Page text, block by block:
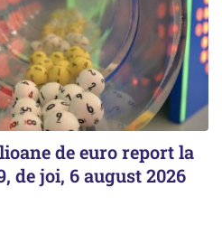
de euro report la
de joi, 6 august 2026